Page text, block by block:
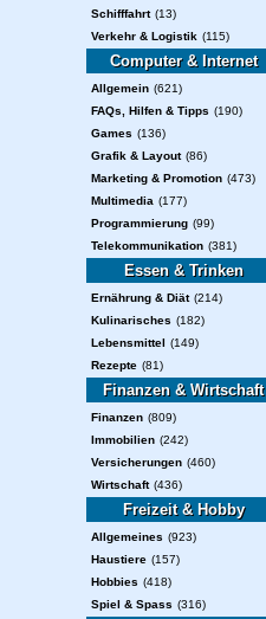
Schifffahrt (13)
Verkehr & Logistik (115)
Computer & Internet
Allgemein (621)
FAQs, Hilfen & Tipps (190)
Games (136)
Grafik & Layout (86)
Marketing & Promotion (473)
Multimedia (177)
Programmierung (99)
Telekommunikation (381)
Essen & Trinken
Ernährung & Diät (214)
Kulinarisches (182)
Lebensmittel (149)
Rezepte (81)
Finanzen & Wirtschaft
Finanzen (809)
Immobilien (242)
Versicherungen (460)
Wirtschaft (436)
Freizeit & Hobby
Allgemeines (923)
Haustiere (157)
Hobbies (418)
Spiel & Spass (316)